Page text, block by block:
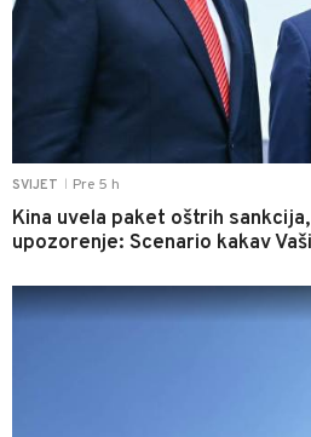
SVIJET Pre 5 h
Kina uvela paket oštrih
upozorenje: Scenario kakav